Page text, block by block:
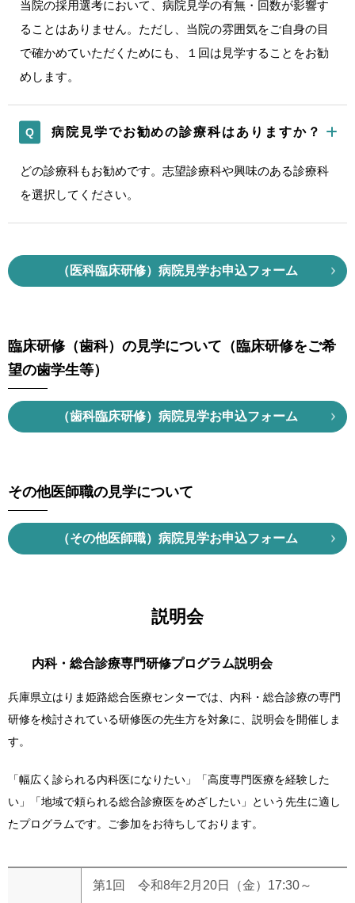
当院の採用選考において、病院見学の有無・回数が影響す
ることはありません。ただし、当院の雰囲気をご自身の目
で確かめていただくためにも、１回は見学することをお勧
めします。
病院見学でお勧めの診療科はありますか？
どの診療科もお勧めです。志望診療科や興味のある診療科
を選択してください。
（医科臨床研修）病院見学お申込フォーム
臨床研修（歯科）の見学について（臨床研修をご希
望の歯学生等）
（歯科臨床研修）病院見学お申込フォーム
その他医師職の見学について
（その他医師職）病院見学お申込フォーム
説明会
内科・総合診療専門研修プログラム説明会
兵庫県立はりま姫路総合医療センターでは、内科・総合診療の専門
研修を検討されている研修医の先生方を対象に、説明会を開催しま
す。
「幅広く診られる内科医になりたい」「高度専門医療を経験した
い」「地域で頼られる総合診療医をめざしたい」という先生に適し
たプログラムです。ご参加をお待ちしております。
第1回 令和8年2月20日（金）17:30～